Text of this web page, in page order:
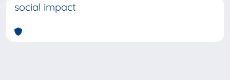
social impact